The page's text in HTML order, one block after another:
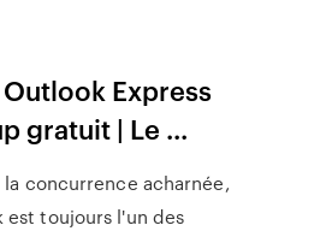
Express
gratuit | Le ...
la concurrence acharnée,
toujours l'un des